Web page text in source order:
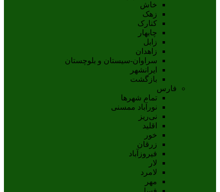
خاش
زهک
کنارک
چابهار
زابل
زاهدان
سراوان-سيستان و بلوچستان
ايرانشهر
بازگشت
فارس
تمام شهر‌ها
نورآباد ممسنی
نی‌ریز
اقلید
خور
زرقان
فیروزآباد
لار
لامرد
مهر